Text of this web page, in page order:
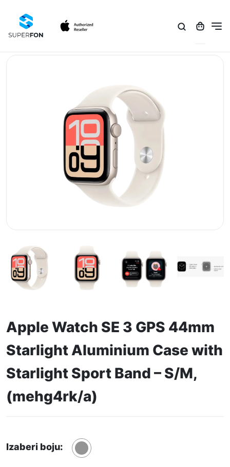
Apple Watch SE 3 GPS 44mm
Starlight Aluminium Case with
Starlight Sport Band – S/M,
(mehg4rk/a)
Izaberi boju: